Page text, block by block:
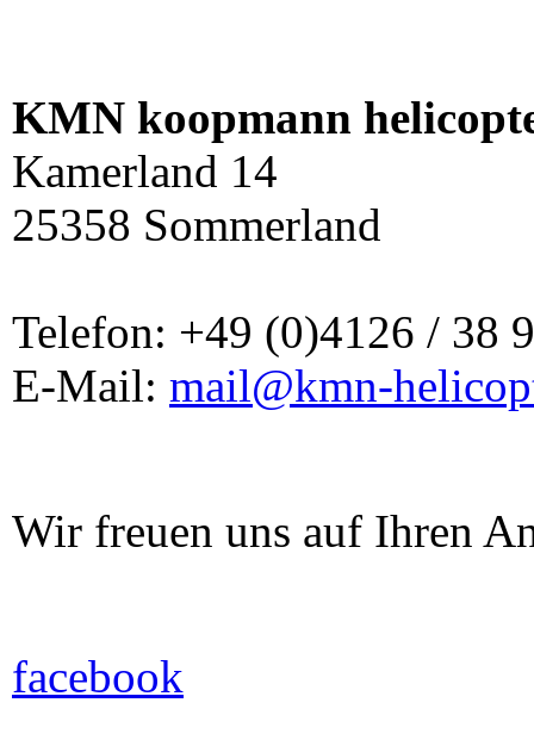
KMN koopmann
Kamerland 14
25358 Sommerland
Telefon: +49 (0)4126 / 38
E-Mail: mail@kmn-
Wir freuen uns auf Ihren
facebook